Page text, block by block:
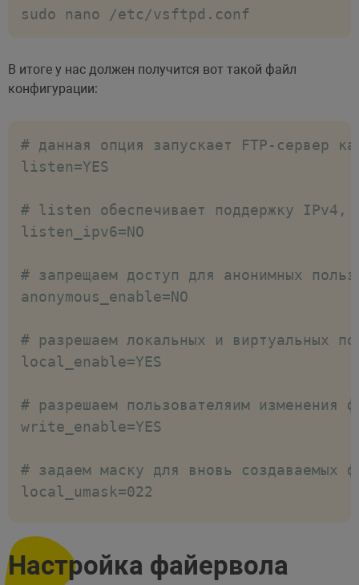
sudo nano /etc/vsftpd.conf
В итоге у нас должен получится вот такой файл
конфигурации:
# данная опция запускает FTP-сервер
listen=YES
# listen обеспечивает поддержку IPv4,
listen_ipv6=NO
# запрещаем доступ для анонимных
anonymous_enable=NO
# разрешаем локальных и виртуальных
local_enable=YES
# разрешаем пользователяим изменения
write_enable=YES
# задаем маску для вновь создаваемых
local_umask=022
# изолируем пользователей в их
chroot_local_user=YES
Настройка файервола